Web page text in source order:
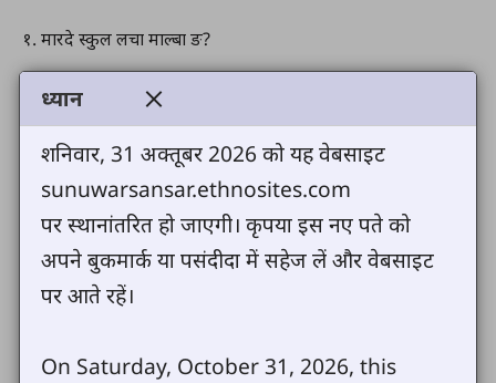
१. मारदे स्कुल लचा माल्बा ङ?
२.शिमी पाइमी आस कथा
३. जमुना आ कथा
४. श्येत जाइब कली वारच कने
५. झिल्के आ कथा
६. आंम रागी कली मार पने चाप्नीनी ?
७. मद आ कथा
ध्यान
शनिवार, 31 अक्तूबर 2026 को यह वेबसाइट
sunuwarsansar.ethnosites.com
पर स्थानांतरित हो जाएगी। कृपया इस नए पते को
अपने बुकमार्क या पसंदीदा में सहेज लें और वेबसाइट
पर आते रहें।
On Saturday, October 31, 2026, this